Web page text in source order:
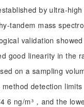
by ultra-
tandem mass
validation
good linearity in the
on a sampling
detection limits
6 ng/m³，and the